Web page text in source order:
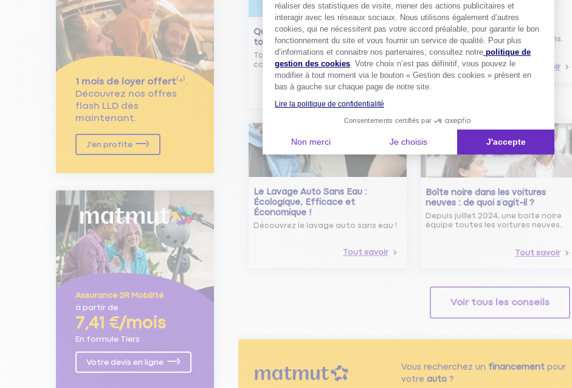
1 mois de loyer offert⁽⁴⁾.
Découvrez nos offres
flash LLD dès
maintenant.
J'en profite
Assurance 2R Mobilité
à partir de
7,41 €/mois
En formule Tiers
Votre devis en ligne
Qu'est-ce que le nouveau radar
tourelle ?
Tout savoir sur le radar tourelle et
comment éviter les infractions.
Tout savoir
Comment bien choisir son
assurance auto ?
Conseils pour choisir la meilleure
assurance auto selon vos besoins.
Tout savoir
Le Lavage Auto Sans Eau :
Écologique, Efficace et
Économique !
Découvrez le lavage auto sans eau !
Tout savoir
Boîte noire dans les voitures
neuves : de quoi s’agit-il ?
Depuis juillet 2024, une boîte noire
équipe toutes les voitures neuves.
Tout savoir
Voir tous les conseils
Vous recherchez un financementpour
votre auto?
réaliser des statistiques de visite, mener des actions publicitaires et
interagir avec les réseaux sociaux. Nous utilisons également d’autres
cookies, qui ne nécessitent pas votre accord préalable, pour garantir le bon
fonctionnement du site et vous fournir un service de qualité. Pour plus
d’informations et connaitre nos partenaires, consultez notre politique de
gestion des cookies . Votre choix n’est pas définitif, vous pouvez le
modifier à tout moment via le bouton « Gestion des cookies » présent en
bas à gauche sur chaque page de notre site.
Lire la politique de confidentialité
Consentements certifiés par
Non merci Je choisis J'accepte
Axeptio consent